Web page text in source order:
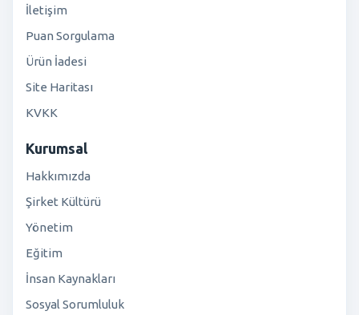
İletişim
Puan Sorgulama
Ürün İadesi
Site Haritası
KVKK
Kurumsal
Hakkımızda
Şirket Kültürü
Yönetim
Eğitim
İnsan Kaynakları
Sosyal Sorumluluk